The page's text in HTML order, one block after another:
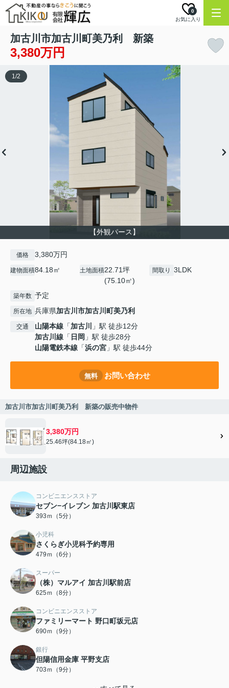
お気に入り
0
加古川市加古川町美乃利 新築
3,380万円
【外観パース】
1/2
価格 3,380万円
建物面積84.18㎡ 土地面積22.71坪
(75.10㎡)
間取り 3LDK
築年数 予定
所在地 兵庫県加古川市加古川町美乃利
交通 山陽本線 「加古川
」駅 徒歩12分
加古川線 「 日岡 」駅 徒歩28分
山陽電鉄本線 「浜の宮 」駅 徒歩44分
無料 お問い合わせ
加古川市加古川町美乃利 新築の販売中物件
3,380万円
25.46坪(84.18㎡)
周辺施設
コンビニエンスストア
セブン−イレブン 加古川駅東店
393ｍ（5分）
小児科
さくらぎ小児科予約専用
479ｍ（6分）
スーパー
（株）マルアイ 加古川駅前店
625ｍ（8分）
コンビニエンスストア
ファミリーマート 野口町坂元店
690ｍ（9分）
銀行
但陽信用金庫 平野支店
703ｍ（9分）